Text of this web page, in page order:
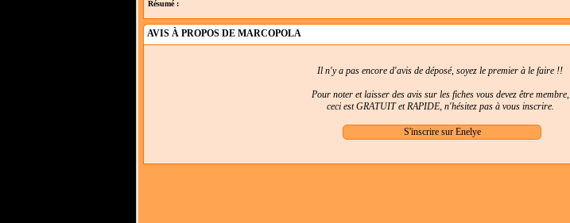
Résumé :
AVIS À PROPOS DE MARCOPOLA
Il n'y a pas encore d'avis de déposé, soyez le premier à le faire !!
Pour noter et laisser des avis sur les fiches vous devez être membre,
ceci est GRATUIT et RAPIDE, n'hésitez pas à vous inscrire.